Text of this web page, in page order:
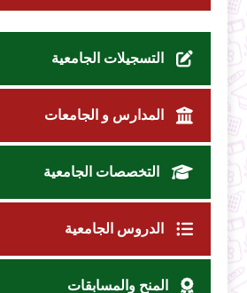
التسجيلات الجامعية
المدارس و الجامعات
التخصصات الجامعية
الدروس الجامعية
المنح والمسابقات